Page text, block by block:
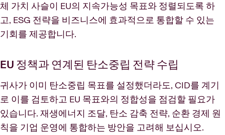
체 가치 사슬이 EU의 지속가능성 목표와 정렬되도록 하
고, ESG 전략을 비즈니스에 효과적으로 통합할 수 있는
기회를 제공합니다.
EU 정책과 연계된 탄소중립 전략 수립
귀사가 이미 탄소중립 목표를 설정했더라도, CID를 계기
로 이를 검토하고 EU 목표와의 정합성을 점검할 필요가
있습니다. 재생에너지 조달, 탄소 감축 전략, 순환 경제 원
칙을 기업 운영에 통합하는 방안을 고려해 보십시오.